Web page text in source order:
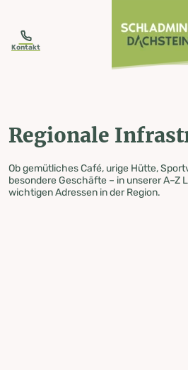
Kontakt
Regionale
Ob gemütliches Café, urige Hütte,
besondere Geschäfte – in unserer A–Z
wichtigen Adressen in der Region.